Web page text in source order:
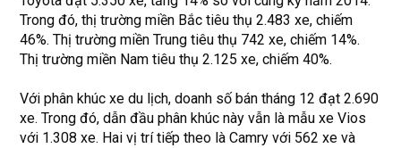
Trong đó, thị trường miền Bắc tiêu thụ 2.483 xe, chiếm
46%. Thị trường miền Trung tiêu thụ 742 xe, chiếm 14%.
Thị trường miền Nam tiêu thụ 2.125 xe, chiếm 40%.
Với phân khúc xe du lịch, doanh số bán tháng 12 đạt 2.690
xe. Trong đó, dẫn đầu phân khúc này vẫn là mẫu xe Vios
với 1.308 xe. Hai vị trí tiếp theo là Camry với 562 xe và